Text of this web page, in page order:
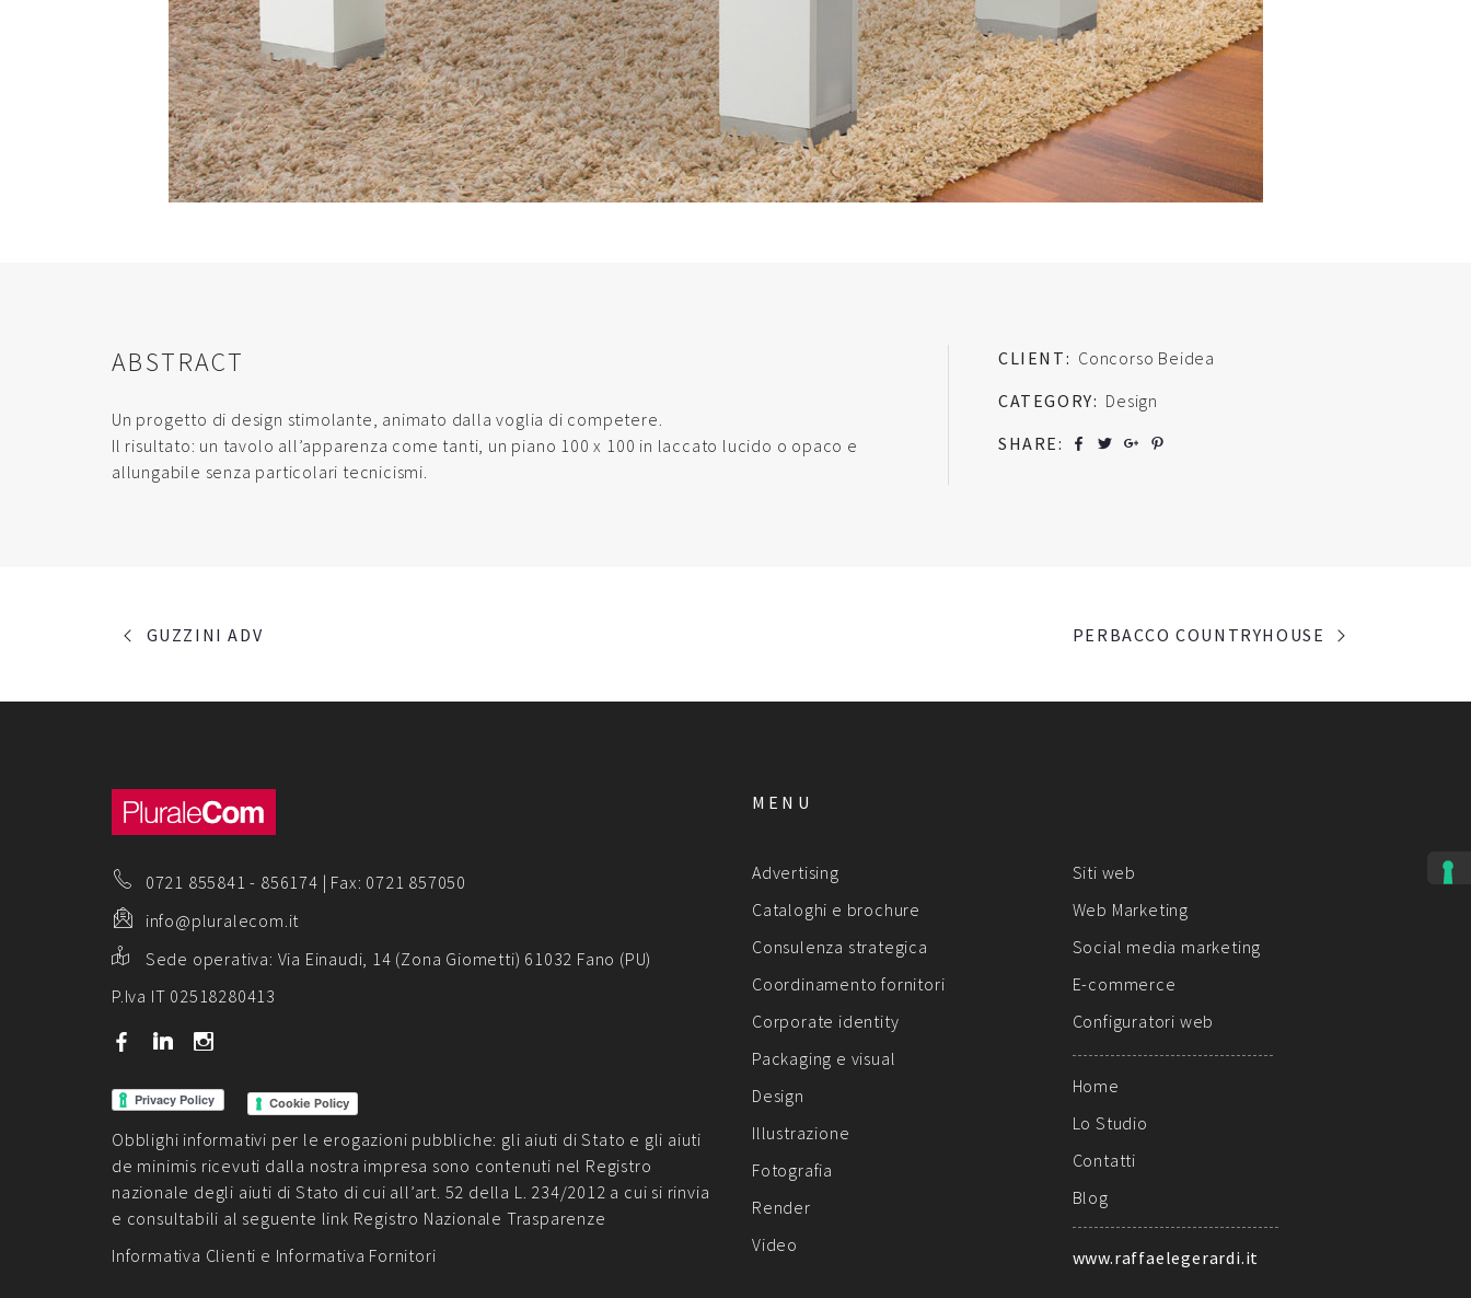
ABSTRACT
Un progetto di design stimolante, animato dalla voglia di competere.
Il risultato: un tavolo all’apparenza come tanti, un piano 100 x 100 in laccato lucido o opaco e
allungabile senza particolari tecnicismi.
CLIENT: Concorso Beidea
CATEGORY: Design
SHARE:
b a c d
PORTFOLIO
GUZZINI ADV PERBACCO COUNTRYHOUSE
0721 855841 - 856174 | Fax: 0721 857050
info@pluralecom.it
Sede operativa: Via Einaudi, 14 (Zona Giometti) 61032 Fano (PU)
P.Iva IT 02518280413
b j x
Cookie Policy
Obblighi informativi per le erogazioni pubbliche: gli aiuti di Stato e gli aiuti
de minimis ricevuti dalla nostra impresa sono contenuti nel Registro
nazionale degli aiuti di Stato di cui all’art. 52 della L. 234/2012 a cui si rinvia
e consultabili al seguente link Registro Nazionale Trasparenze
Informativa Clienti e Informativa Fornitori
MENU
Advertising
Cataloghi e brochure
Consulenza strategica
Coordinamento fornitori
Corporate identity
Packaging e visual
Design
Illustrazione
Fotografia
Render
Video
Siti web
Web Marketing
Social media marketing
E-commerce
Configuratori web
Home
Lo Studio
Contatti
Blog
www.raffaelegerardi.it